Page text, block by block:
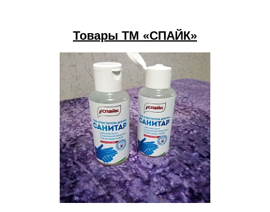
Товары ТМ «СПАЙК»